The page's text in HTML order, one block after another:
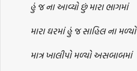
હું જ ના આવ્યો છું મારા ભાગમાં
મારા ઘરમાં હું જ સાહિલ ના મળ્યો
માત્ર ખાલીપો મળ્યો અસબાબમાં